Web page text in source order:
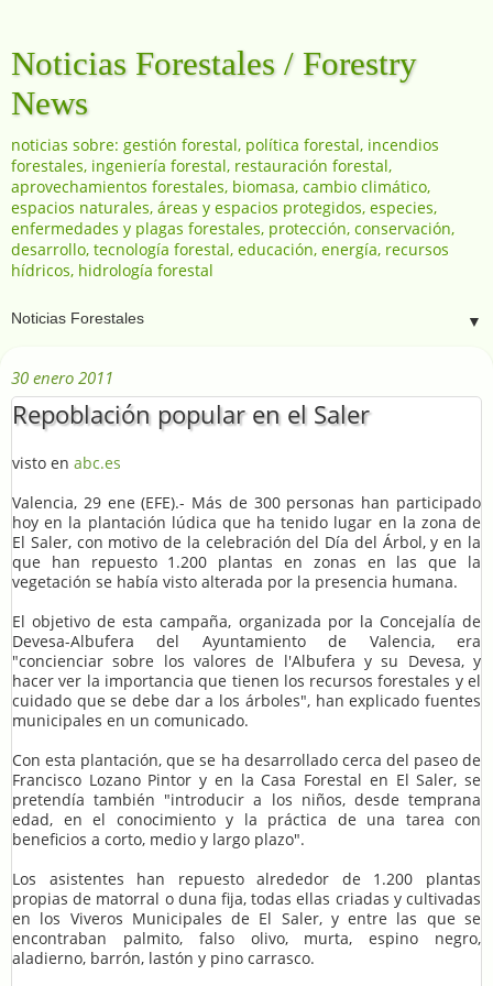
Noticias Forestales / Forestry
News
noticias sobre: gestión forestal, política forestal, incendios
forestales, ingeniería forestal, restauración forestal,
aprovechamientos forestales, biomasa, cambio climático,
espacios naturales, áreas y espacios protegidos, especies,
enfermedades y plagas forestales, protección, conservación,
desarrollo, tecnología forestal, educación, energía, recursos
hídricos, hidrología forestal
▼
30 enero 2011
Repoblación popular en el Saler
visto en abc.es
Valencia, 29 ene (EFE).- Más de 300 personas han participado
hoy en la plantación lúdica que ha tenido lugar en la zona de
El Saler, con motivo de la celebración del Día del Árbol, y en la
que han repuesto 1.200 plantas en zonas en las que la
vegetación se había visto alterada por la presencia humana.
El objetivo de esta campaña, organizada por la Concejalía de
Devesa-Albufera del Ayuntamiento de Valencia, era
"concienciar sobre los valores de l'Albufera y su Devesa, y
hacer ver la importancia que tienen los recursos forestales y el
cuidado que se debe dar a los árboles", han explicado fuentes
municipales en un comunicado.
Con esta plantación, que se ha desarrollado cerca del paseo de
Francisco Lozano Pintor y en la Casa Forestal en El Saler, se
pretendía también "introducir a los niños, desde temprana
edad, en el conocimiento y la práctica de una tarea con
beneficios a corto, medio y largo plazo".
Los asistentes han repuesto alrededor de 1.200 plantas
propias de matorral o duna fija, todas ellas criadas y cultivadas
en los Viveros Municipales de El Saler, y entre las que se
encontraban palmito, falso olivo, murta, espino negro,
aladierno, barrón, lastón y pino carrasco.